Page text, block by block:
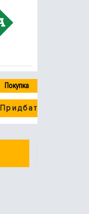
Покупка
Придбати